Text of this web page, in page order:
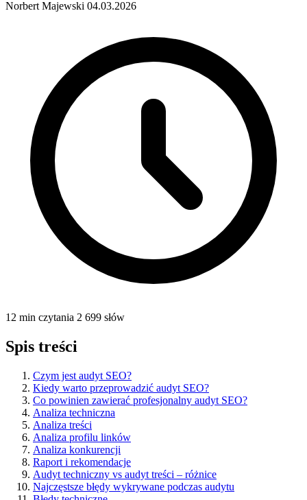
Norbert Majewski 04.03.2026
12 min czytania 2 699 słów
Spis treści
Czym jest audyt SEO?
Kiedy warto przeprowadzić audyt SEO?
Co powinien zawierać profesjonalny audyt SEO?
Analiza techniczna
Analiza treści
Analiza profilu linków
Analiza konkurencji
Raport i rekomendacje
Audyt techniczny vs audyt treści – różnice
Najczęstsze błędy wykrywane podczas audytu